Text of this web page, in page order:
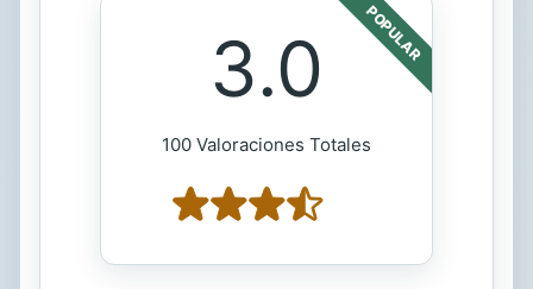
POPULAR
3.0
100 Valoraciones Totales